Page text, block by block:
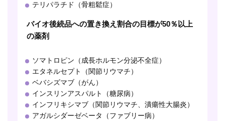
テリパラチド（骨粗鬆症）
バイオ後続品への置き換え割合の目標が50％以上
の薬剤
ソマトロピン（成長ホルモン分泌不全症）
エタネルセプト（関節リウマチ）
ベバシズマブ（がん）
インスリンアスパルト（糖尿病）
インフリキシマブ（関節リウマチ、潰瘍性大腸炎）
アガルシダーゼベータ（ファブリー病）